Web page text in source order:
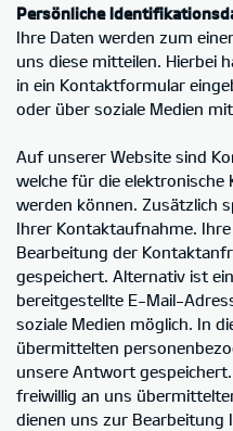
Persönliche
Ihre Daten werden zum
uns diese mitteilen. Hierbei
in ein Kontaktformular
oder über soziale Medien
Auf unserer Website sind
welche für die
werden können. Zusätzlich
Ihrer Kontaktaufnahme.
Bearbeitung der
gespeichert. Alternativ ist
bereitgestellte E-Mail-
soziale Medien möglich. In
übermittelten
unsere Antwort
freiwillig an uns
dienen uns zur Bearbeitung